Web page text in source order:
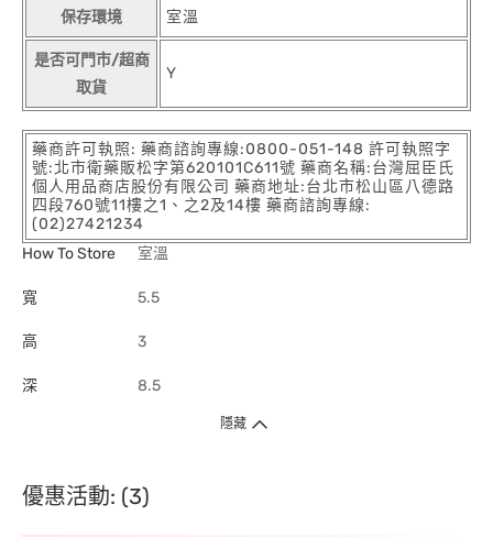
保存環境 室溫
是否可門市/超商
取貨
Y
藥商許可執照: 藥商諮詢專線:0800-051-148 許可執照字
號:北市衛藥販松字第620101C611號 藥商名稱:台灣屈臣氏
個人用品商店股份有限公司 藥商地址:台北市松山區八德路
四段760號11樓之1、之2及14樓 藥商諮詢專線:
(02)27421234
How To Store
室溫
寬 5.5
高 3
深 8.5
隱藏
優惠活動: (3)